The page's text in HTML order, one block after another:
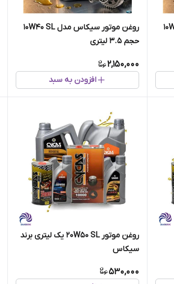
روغن موتور سیکاس مدل 10W40 SL
روغن موتور سیکاس مدل 10W40 SL
حجم 3.5 لیتری
2,150,000
افزودن به سبد
روغن موتور 20W50 SL یک لیتری برند
سیکاس
530,000